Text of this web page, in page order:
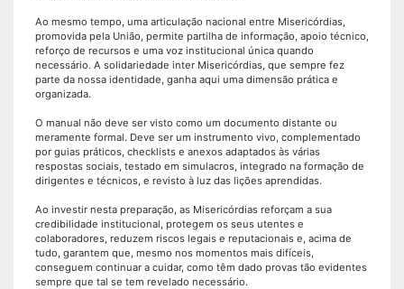
Ao mesmo tempo, uma articulação nacional entre Misericórdias,
promovida pela União, permite partilha de informação, apoio técnico,
reforço de recursos e uma voz institucional única quando
necessário. A solidariedade inter Misericórdias, que sempre fez
parte da nossa identidade, ganha aqui uma dimensão prática e
organizada.
O manual não deve ser visto como um documento distante ou
meramente formal. Deve ser um instrumento vivo, complementado
por guias práticos, checklists e anexos adaptados às várias
respostas sociais, testado em simulacros, integrado na formação de
dirigentes e técnicos, e revisto à luz das lições aprendidas.
Ao investir nesta preparação, as Misericórdias reforçam a sua
credibilidade institucional, protegem os seus utentes e
colaboradores, reduzem riscos legais e reputacionais e, acima de
tudo, garantem que, mesmo nos momentos mais difíceis,
conseguem continuar a cuidar, como têm dado provas tão evidentes
sempre que tal se tem revelado necessário.